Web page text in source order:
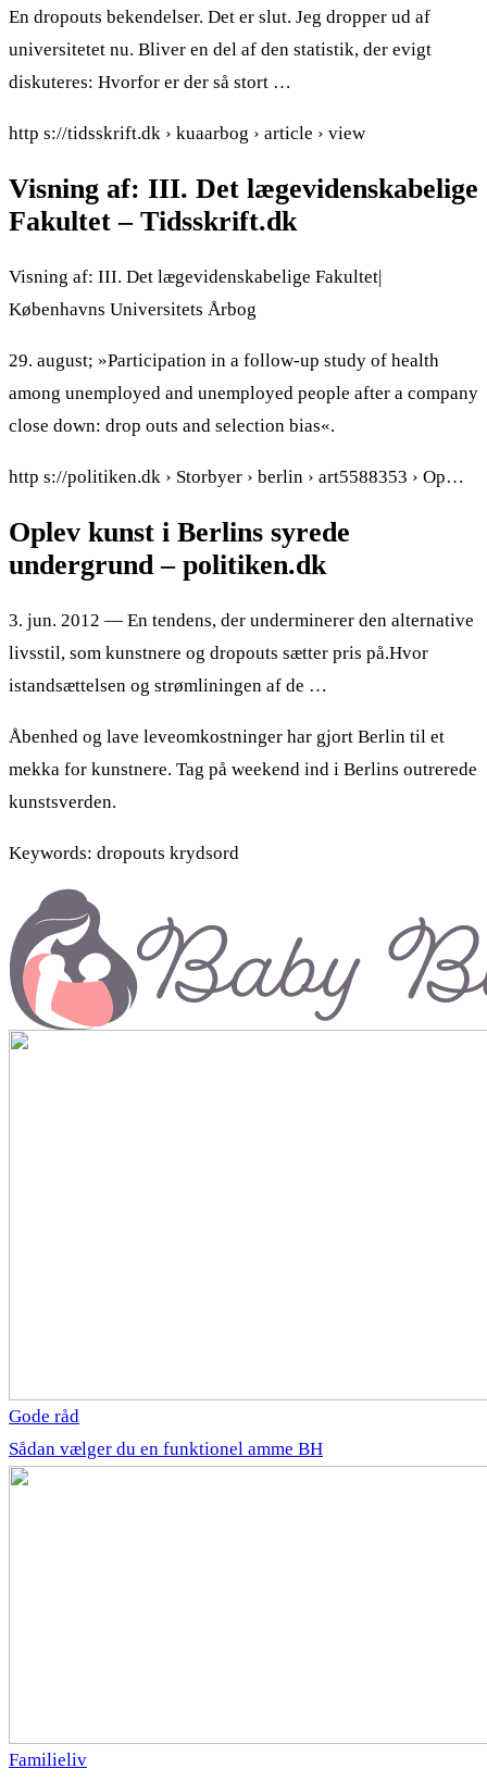
En dropouts bekendelser. Det er slut. Jeg dropper ud af
universitetet nu. Bliver en del af den statistik, der evigt
diskuteres: Hvorfor er der så stort …
http s://tidsskrift.dk › kuaarbog › article › view
Visning af: III. Det lægevidenskabelige
Fakultet – Tidsskrift.dk
Visning af: III. Det lægevidenskabelige Fakultet|
Københavns Universitets Årbog
29. august; »Participation in a follow-up study of health
among unemployed and unemployed people after a company
close down: drop outs and selection bias«.
http s://politiken.dk › Storbyer › berlin › art5588353 › Op…
Oplev kunst i Berlins syrede
undergrund – politiken.dk
3. jun. 2012 — En tendens, der underminerer den alternative
livsstil, som kunstnere og dropouts sætter pris på.Hvor
istandsættelsen og strømliningen af de …
Åbenhed og lave leveomkostninger har gjort Berlin til et
mekka for kunstnere. Tag på weekend ind i Berlins outrerede
kunstsverden.
Keywords: dropouts krydsord
Gode råd
Sådan vælger du en funktionel amme BH
Familieliv